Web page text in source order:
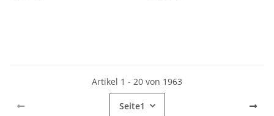
Artikel 1 - 20 von 1963
Seite1